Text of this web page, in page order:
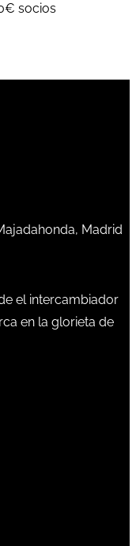
socios
Madrid
el intercambiador
en la glorieta de